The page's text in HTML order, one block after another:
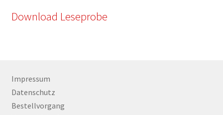
Download Leseprobe
Impressum
Datenschutz
Bestellvorgang